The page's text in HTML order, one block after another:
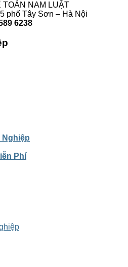
TOÁN NAM LUẬT
phố Tây Sơn – Hà Nội
6238
Phí